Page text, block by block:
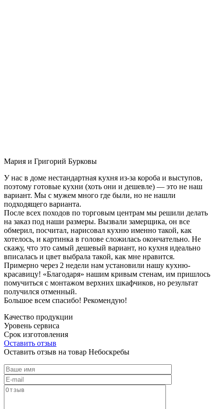
Мария и Григорий Бурковы
У нас в доме нестандартная кухня из-за короба и выступов,
поэтому готовые кухни (хоть они и дешевле) — это не наш
вариант. Мы с мужем много где были, но не нашли
подходящего варианта.
После всех походов по торговым центрам мы решили делать
на заказ под наши размеры. Вызвали замерщика, он все
обмерил, посчитал, нарисовал кухню именно такой, как
хотелось, и картинка в голове сложилась окончательно. Не
скажу, что это самый дешевый вариант, но кухня идеально
вписалась и цвет выбрала такой, как мне нравится.
Примерно через 2 недели нам установили нашу кухню-
красавицу! «Благодаря» нашим кривым стенам, им пришлось
помучиться с монтажом верхних шкафчиков, но результат
получился отменный.
Большое всем спасибо! Рекомендую!
Качество продукции
Уровень сервиса
Срок изготовления
Оставить отзыв
Оставить отзыв на товар Небоскребы